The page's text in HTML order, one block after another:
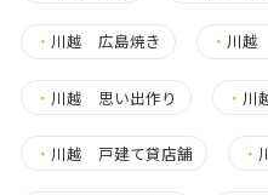
・ 川越 広島焼き ・ 川越
・ 川越 思い出作り ・ 川
・ 川越 戸建て貸店舗 ・